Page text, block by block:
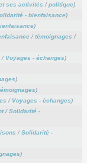
ses activités /politique)
- bienfaisance)
)
/témoignages /
/ Voyages - échanges)
)
)
/ Voyages - échanges)
/Solidarité -
/Solidarité -
)